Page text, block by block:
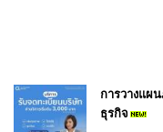
การวางแผ
ธุรกิจ